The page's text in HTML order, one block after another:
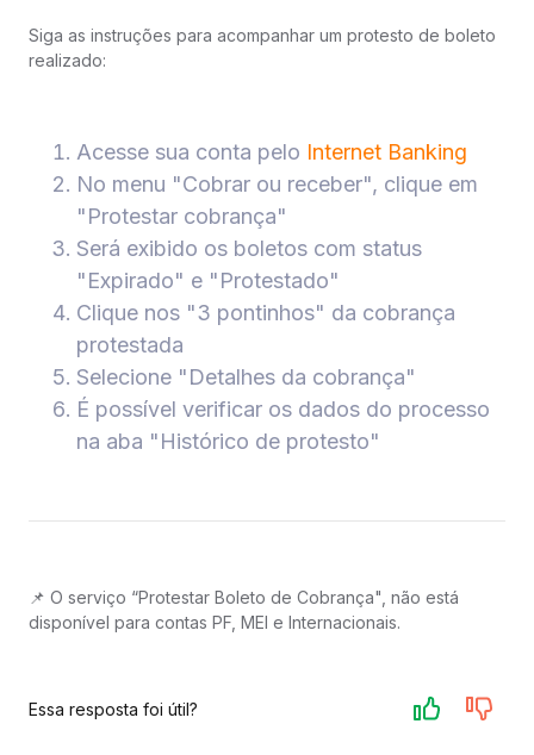
Siga as instruções para acompanhar um protesto de boleto
realizado:
Acesse sua conta pelo Internet Banking
No menu "Cobrar ou receber", clique em
"Protestar cobrança"
Será exibido os boletos com status
"Expirado" e "Protestado"
Clique nos "3 pontinhos" da cobrança
protestada
Selecione "Detalhes da cobrança"
É possível verificar os dados do processo
na aba "Histórico de protesto"
📌 O serviço “Protestar Boleto de Cobrança", não está
disponível para contas PF, MEI e Internacionais.
Essa resposta foi útil?